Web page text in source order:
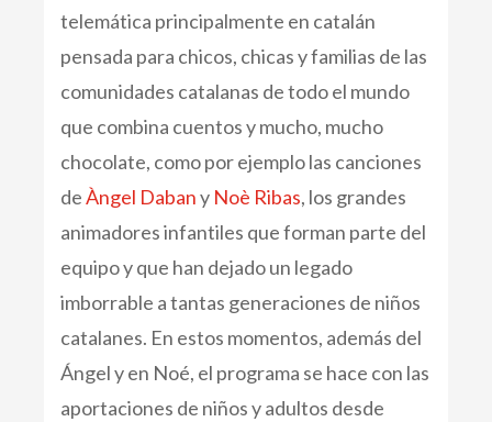
telemática principalmente en catalán
pensada para chicos, chicas y familias de las
comunidades catalanas de todo el mundo
que combina cuentos y mucho, mucho
chocolate, como por ejemplo las canciones
deÀngel Dabany Noè Ribas, los grandes
animadores infantiles que forman parte del
equipo y que han dejado un legado
imborrable a tantas generaciones de niños
catalanes. En estos momentos, además del
Ángel y en Noé, el programa se hace con las
aportaciones de niños y adultos desde